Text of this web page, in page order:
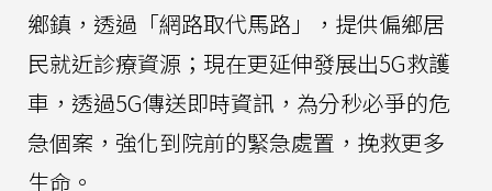
鄉鎮，透過「網路取代馬路」，提供偏鄉居
民就近診療資源；現在更延伸發展出5G救護
車，透過5G傳送即時資訊，為分秒必爭的危
急個案，強化到院前的緊急處置，挽救更多
生命。